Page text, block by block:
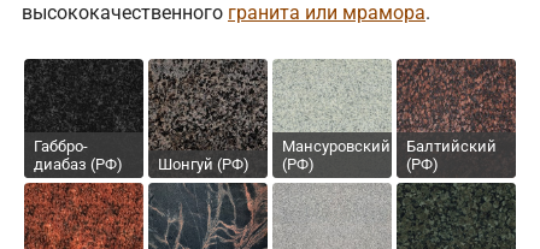
высококачественного гранита или мрамора.
Габбро-
диабаз (РФ)
Шонгуй (РФ)
Мансуровский
(РФ)
Балтийский
(РФ)